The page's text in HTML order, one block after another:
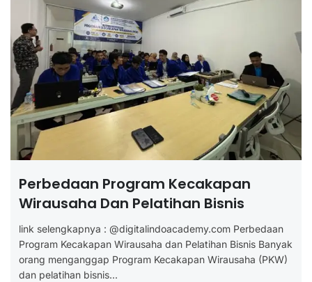
Perbedaan Program Kecakapan
Wirausaha Dan Pelatihan Bisnis
link selengkapnya : @digitalindoacademy.com Perbedaan
Program Kecakapan Wirausaha dan Pelatihan Bisnis Banyak
orang menganggap Program Kecakapan Wirausaha (PKW)
dan pelatihan bisnis...